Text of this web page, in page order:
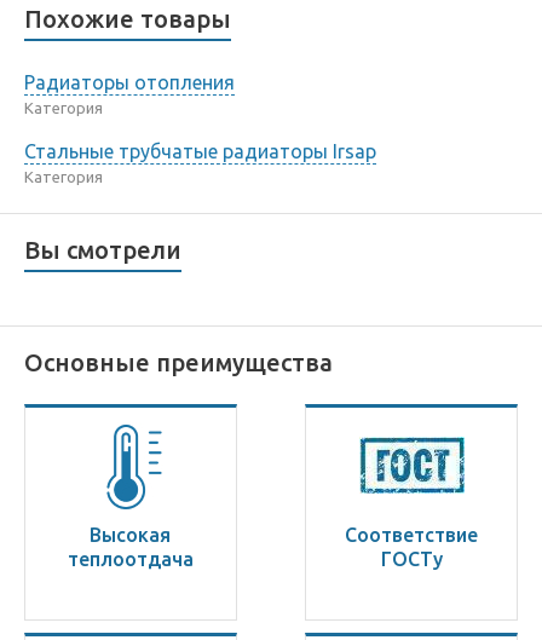
Похожие товары
Радиаторы отопления
Категория
Стальные трубчатые радиаторы Irsap
Категория
Вы смотрели
Основные преимущества
Высокая
теплоотдача
Соответствие
ГОСТу